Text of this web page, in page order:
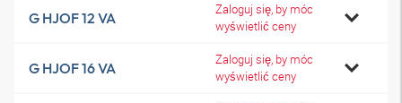
G HJOF 12 VA
Zaloguj się, by móc
wyświetlić ceny
G HJOF 16 VA
Zaloguj się, by móc
wyświetlić ceny